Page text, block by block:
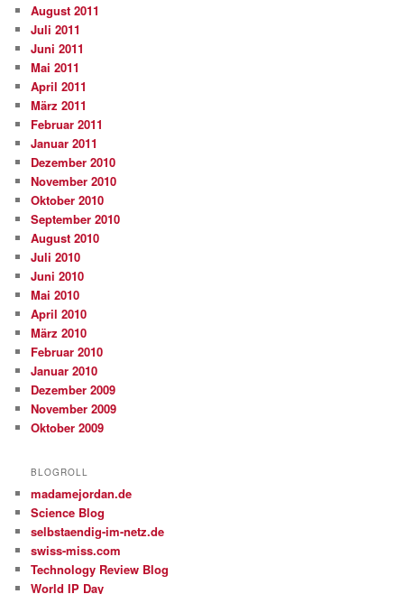
August 2011
Juli 2011
Juni 2011
Mai 2011
April 2011
März 2011
Februar 2011
Januar 2011
Dezember 2010
November 2010
Oktober 2010
September 2010
August 2010
Juli 2010
Juni 2010
Mai 2010
April 2010
März 2010
Februar 2010
Januar 2010
Dezember 2009
November 2009
Oktober 2009
BLOGROLL
madamejordan.de
Science Blog
selbstaendig-im-netz.de
swiss-miss.com
Technology Review Blog
World IP Day